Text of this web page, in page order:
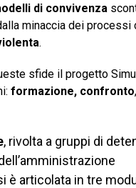
di convivenza
minaccia dei processi
.
sfide il progetto
formazione, confronto,
, rivolta a gruppi di
è articolata in tre